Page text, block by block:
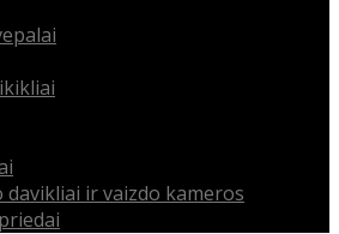
davikliai ir vaizdo kameros